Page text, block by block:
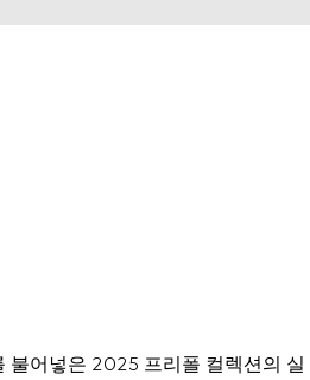
불어넣은 2025 프리폴 컬렉션의 실